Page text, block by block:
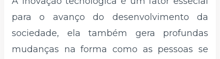
para o avanço do desenvolvimento da
sociedade, ela também gera profundas
mudanças na forma como as pessoas se